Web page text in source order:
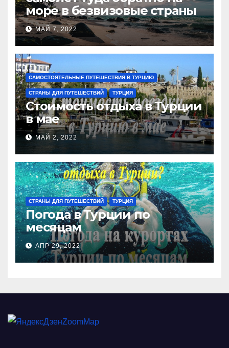
море в безвизовые страны
МАЙ 7, 2022
САМОСТОЯТЕЛЬНЫЕ ПУТЕШЕСТВИЯ В ТУРЦИЮ
СТРАНЫ ДЛЯ ПУТЕШЕСТВИЙ ТУРЦИЯ
Стоимость отдыха в Турции
в мае
МАЙ 2, 2022
СТРАНЫ ДЛЯ ПУТЕШЕСТВИЙ ТУРЦИЯ
Погода в Турции по
месяцам
АПР 29, 2022